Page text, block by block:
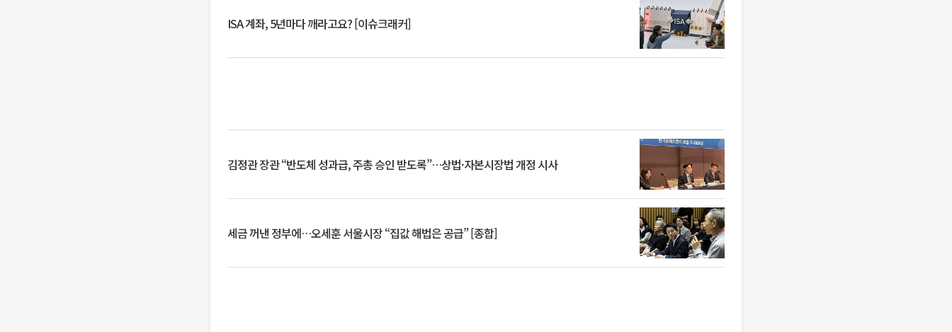
ISA 계좌, 5년마다 깨라고요? [이슈크래커]
김정관 장관 “반도체 성과급, 주총 승인 받도록”…상법·자본시장법 개정 시사
세금 꺼낸 정부에…오세훈 서울시장 “집값 해법은 공급” [종합]